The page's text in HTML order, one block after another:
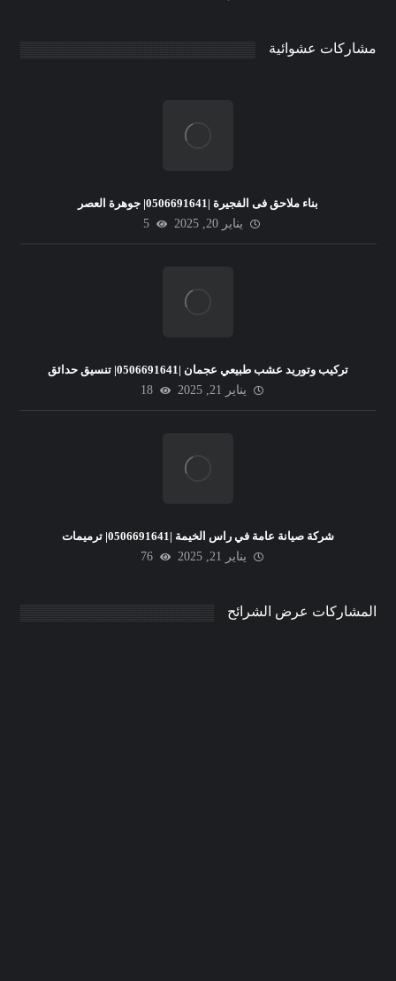
مشاركات عشوائية
بناء ملاحق فى الفجيرة |0506691641| جوهرة العصر
يناير 20, 2025
5
تركيب وتوريد عشب طبيعي عجمان |0506691641| تنسيق حدائق
يناير 21, 2025
18
شركة صيانة عامة في راس الخيمة |0506691641| ترميمات
يناير 21, 2025
76
المشاركات عرض الشرائح